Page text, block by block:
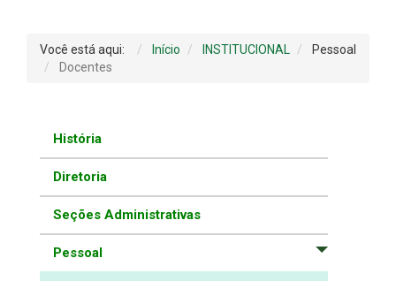
Você está aqui: Início INSTITUCIONAL
Pessoal
Docentes
História
Diretoria
Seções Administrativas
Pessoal